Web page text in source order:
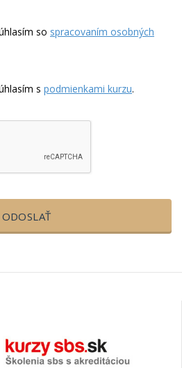
so spracovaním osobných
s podmienkami kurzu.
ODOSLAŤ